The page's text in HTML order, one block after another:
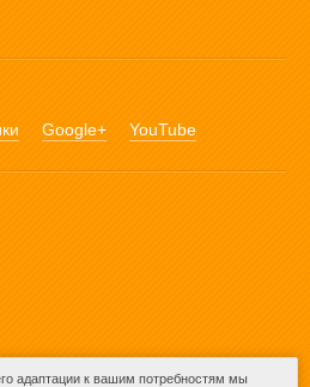
Google+ YouTube
адаптации к вашим потребностям мы